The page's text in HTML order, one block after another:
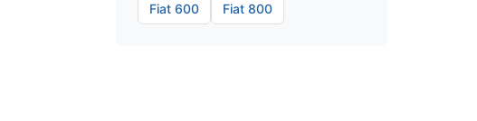
Fiat 600 Fiat 800